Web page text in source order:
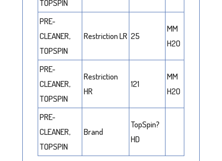
TOPSPIN
PRE-
CLEANER,
TOPSPIN
Restriction LR 25
MM
H2O
PRE-
CLEANER,
TOPSPIN
Restriction
HR
121
MM
H2O
PRE-
CLEANER,
TOPSPIN
Brand
TopSpin?
HD